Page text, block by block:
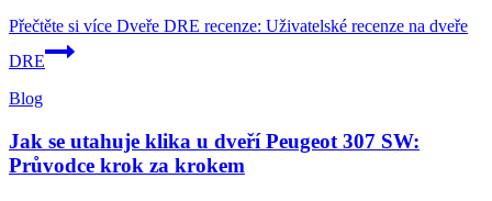
Přečtěte si více Dveře DRE recenze: Uživatelské recenze na dveře
DRE
Blog
Jak se utahuje klika u dveří Peugeot 307 SW:
Průvodce krok za krokem